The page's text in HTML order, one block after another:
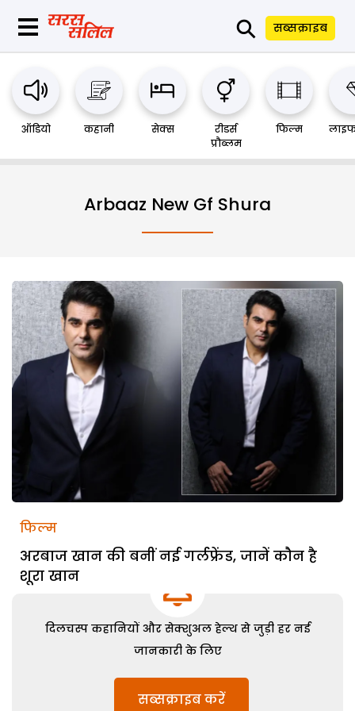
⚲ सब्सक्राइब
ऑडियो कहानी सेक्स
रीडर्स
प्रौब्लम
फिल्म
Arbaaz New Gf Shura
फिल्म
अरबाज खान की बनीं नई गर्लफ्रेंड, जानें कौन है
शूरा खान
दिलचस्प कहानियों और सेक्शुअल हेल्थ से जुड़ी हर नई
जानकारी के लिए
सब्सक्राइब करें